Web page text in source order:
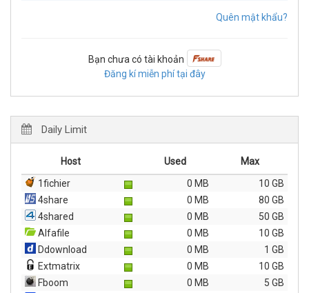
Quên mật khẩu?
Bạn chưa có tài khoản
Đăng kí miễn phí tại đây
Daily Limit
Host Used
Max
1fichier
0 MB
10 GB
4share
0 MB
80 GB
4shared
0 MB
50 GB
Alfafile
0 MB
10 GB
Ddownload
0 MB
1 GB
Extmatrix
0 MB
10 GB
Fboom
0 MB
5 GB